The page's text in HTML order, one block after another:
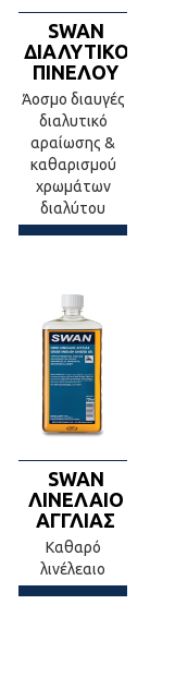
SWAN
ΔΙΑΛΥΤΙΚΟ
ΠΙΝΕΛΟΥ
Άοσμο διαυγές
διαλυτικό
αραίωσης &
καθαρισμού
χρωμάτων
διαλύτου
SWAN
ΛΙΝΕΛΑΙΟ
ΑΓΓΛΙΑΣ
Καθαρό
λινέλεαιο